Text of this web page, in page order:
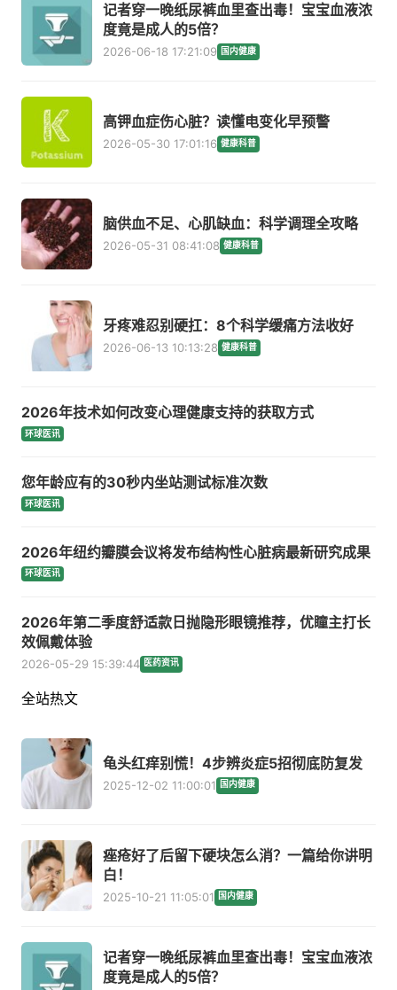
记者穿一晚纸尿裤血里查出毒！宝宝血液浓
度竟是成人的5倍？
2026-06-18 17:21:09 国内健康
高钾血症伤心脏？读懂电变化早预警
2026-05-30 17:01:16 健康科普
脑供血不足、心肌缺血：科学调理全攻略
2026-05-31 08:41:08 健康科普
牙疼难忍别硬扛：8个科学缓痛方法收好
2026-06-13 10:13:28 健康科普
2026年技术如何改变心理健康支持的获取方式
环球医讯
您年龄应有的30秒内坐站测试标准次数
环球医讯
2026年纽约瓣膜会议将发布结构性心脏病最新研究成果
环球医讯
2026年第二季度舒适款日抛隐形眼镜推荐，优瞳主打长
效佩戴体验
2026-05-29 15:39:44 医药资讯
全站热文
龟头红痒别慌！4步辨炎症5招彻底防复发
2025-12-02 11:00:01 国内健康
痤疮好了后留下硬块怎么消？一篇给你讲明
白！
2025-10-21 11:05:01 国内健康
记者穿一晚纸尿裤血里查出毒！宝宝血液浓
度竟是成人的5倍？